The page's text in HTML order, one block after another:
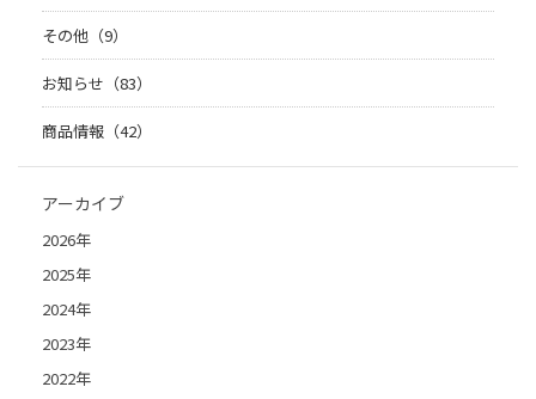
その他（9）
お知らせ（83）
商品情報（42）
アーカイブ
2026年
2025年
2024年
2023年
2022年